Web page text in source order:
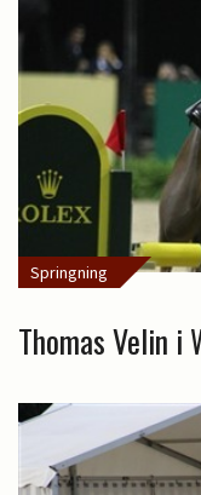
Springning
Thomas Velin i